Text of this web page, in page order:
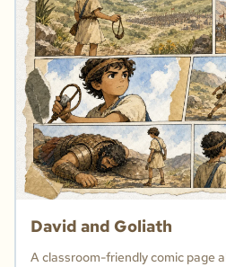
David and Goliath
A classroom-friendly comic page